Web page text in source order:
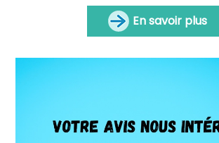
En savoir plus